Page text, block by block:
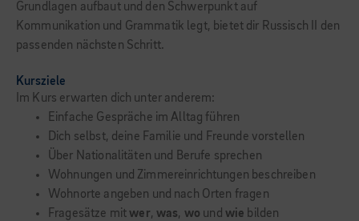
Grundlagen aufbaut und den Schwerpunkt auf
Kommunikation und Grammatik legt, bietet dir Russisch II den
passenden nächsten Schritt.
Kursziele
Im Kurs erwarten dich unter anderem:
Einfache Gespräche im Alltag führen
Dich selbst, deine Familie und Freunde vorstellen
Über Nationalitäten und Berufe sprechen
Wohnungen und Zimmereinrichtungen beschreiben
Wohnorte angeben und nach Orten fragen
Fragesätze mitwer,was, wo und wie bilden